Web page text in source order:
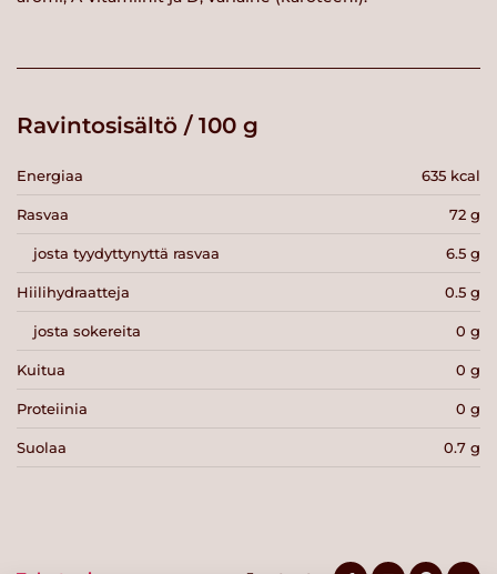
Ravintosisältö / 100 g
Energiaa 635 kcal
Rasvaa 72 g
josta tyydyttynyttä rasvaa 6.5 g
Hiilihydraatteja 0.5 g
josta sokereita 0 g
Kuitua 0 g
Proteiinia 0 g
Suolaa 0.7 g